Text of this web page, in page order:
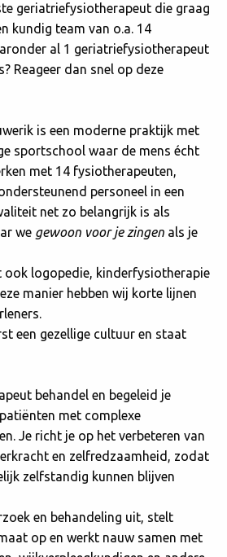
geriatriefysiotherapeut die graag
kundig team van o.a. 14
al 1 geriatriefysiotherapeut
Reageer dan snel op deze
is een moderne praktijk met
sportschool waar de mens écht
met 14 fysiotherapeuten,
personeel in een
net zo belangrijk is als
we gewoon voor je zingen als je
ook logopedie, kinderfysiotherapie
manier hebben wij korte lijnen
een gezellige cultuur en staat
behandel en begeleid je
met complexe
Je richt je op het verbeteren van
en zelfredzaamheid, zodat
zelfstandig kunnen blijven
en behandeling uit, stelt
op en werkt nauw samen met